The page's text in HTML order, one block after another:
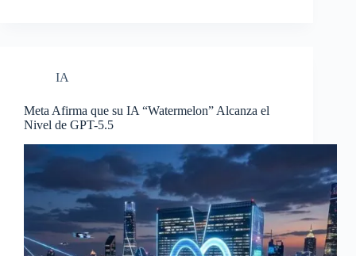
IA
Meta Afirma que su IA “Watermelon” Alcanza el
Nivel de GPT-5.5